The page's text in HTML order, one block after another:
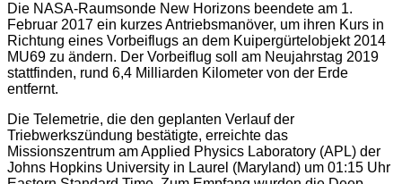
Die NASA-Raumsonde New Horizons beendete am 1.
Februar 2017 ein kurzes Antriebsmanöver, um ihren Kurs in
Richtung eines Vorbeiflugs an dem Kuipergürtelobjekt 2014
MU69 zu ändern. Der Vorbeiflug soll am Neujahrstag 2019
stattfinden, rund 6,4 Milliarden Kilometer von der Erde
entfernt.
Die Telemetrie, die den geplanten Verlauf der
Triebwerkszündung bestätigte, erreichte das
Missionszentrum am Applied Physics Laboratory (APL) der
Johns Hopkins University in Laurel (Maryland) um 01:15 Uhr